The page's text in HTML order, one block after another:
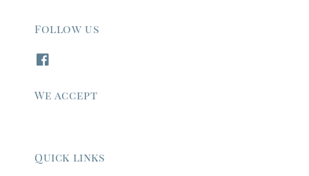
Follow us
We accept
Quick links